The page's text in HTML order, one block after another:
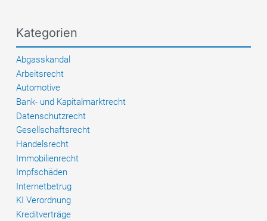
–
das
Urteil
verständlich
erklärt
Kategorien
Abgasskandal
Arbeitsrecht
Automotive
Bank- und Kapitalmarktrecht
Datenschutzrecht
Gesellschaftsrecht
Handelsrecht
Immobilienrecht
Impfschäden
Internetbetrug
KI Verordnung
Kreditverträge